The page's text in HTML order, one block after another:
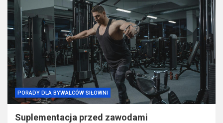
PORADY DLA BYWALCÓW SIŁOWNI
Suplementacja przed zawodami